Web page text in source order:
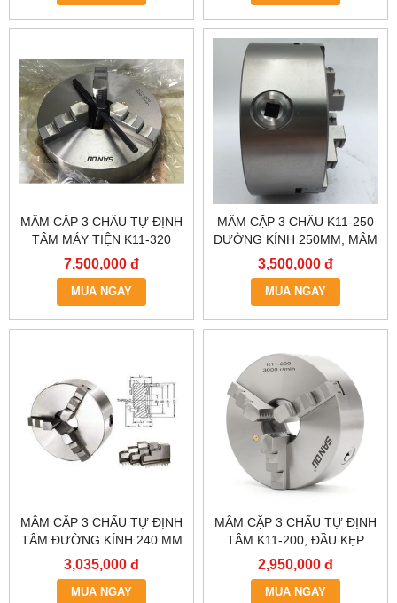
CHẤU
MÂM CẶP 3 CHẤU TỰ ĐỊNH
TÂM MÁY TIỆN K11-320
ĐƯỜNG KÍNH 320MM,MÂM
CẶP 3 CHẤU,ĐẦU KẸP 3
CHẤU 3 TẤC 2, LATO MÁY
TIỆN 3 CHẤU
7,500,000 đ
MUA NGAY
MÂM CẶP 3 CHẤU K11-250
ĐƯỜNG KÍNH 250MM, MÂM
CẶP TỰ ĐỊNH TÂM, ĐẦU
KẸP MÁY TIỆN 2 TẤC 5
3,500,000 đ
MUA NGAY
MÂM CẶP 3 CHẤU TỰ ĐỊNH
TÂM ĐƯỜNG KÍNH 240 MM
K11-240,MÂM CẶP 3 CHẤU
MÁY TIỆN,ĐẦU KẸP 3 CHẤU
2 TẤC TƯ, LATO MÁY TIỆN
3,035,000 đ
MUA NGAY
MÂM CẶP 3 CHẤU TỰ ĐỊNH
TÂM K11-200, ĐẦU KẸP
MÁY TIỆN 2 TẤC, MÂM CẶP
MÁY TIỆN, LATO, MÂM CẶP
TỰ ĐỊNH TÂM, MÂM CẶP 2
2,950,000 đ
MUA NGAY